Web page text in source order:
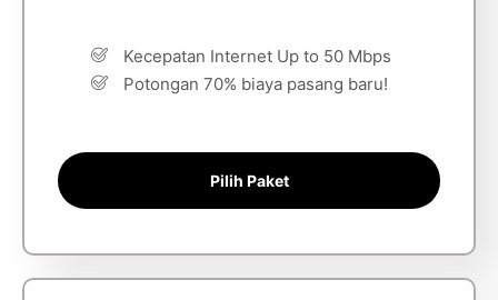
Kecepatan Internet Up to 50 Mbps
Potongan 70% biaya pasang baru!
Pilih Paket